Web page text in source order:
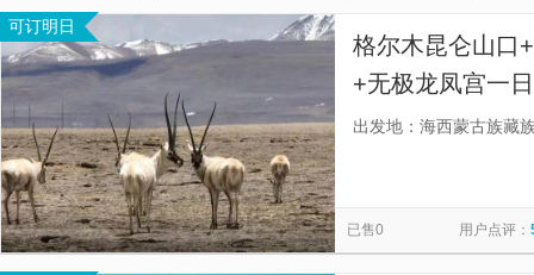
模
式
6
个
模
块,
下
Tab
键
浏
览
信
息
华清宫
兴坪古镇 遇龙河景区
珠海大剧院 周庄 云水谣景区
福建土楼(南靖)云水谣景区-怀远楼
慕田峪长城 太平山顶 寒山寺
贞丰文化街 都江堰景区 漓江三星游船 南湖秋月
可订明日
格尔木昆仑山口
+无极龙凤宫一
行很靠谱市区火
出发地：海西蒙古族藏
已售0 用户点评：